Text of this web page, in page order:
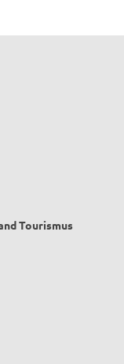
Tourismus